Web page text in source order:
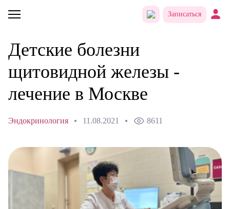
Записаться
Детские болезни
щитовидной железы -
лечение в Москве
Эндокринология 11.08.2021 8611